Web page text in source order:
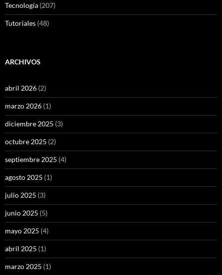
Tecnología (207)
Tutoriales (48)
ARCHIVOS
abril 2026 (2)
marzo 2026 (1)
diciembre 2025 (3)
octubre 2025 (2)
septiembre 2025 (4)
agosto 2025 (1)
julio 2025 (3)
junio 2025 (5)
mayo 2025 (4)
abril 2025 (1)
marzo 2025 (1)